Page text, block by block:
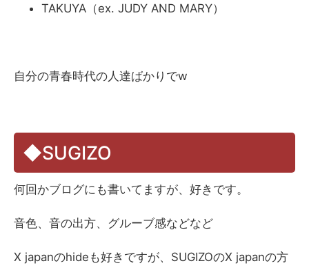
TAKUYA（ex. JUDY AND MARY）
自分の青春時代の人達ばかりでw
◆SUGIZO
何回かブログにも書いてますが、好きです。
音色、音の出方、グルーブ感などなど
X japanのhideも好きですが、SUGIZOのX japanの方